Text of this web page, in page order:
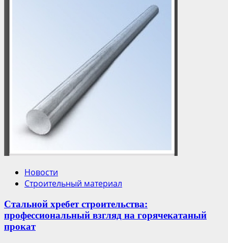
Новости
Строительный материал
Стальной хребет строительства:
профессиональный взгляд на горячекатаный
прокат